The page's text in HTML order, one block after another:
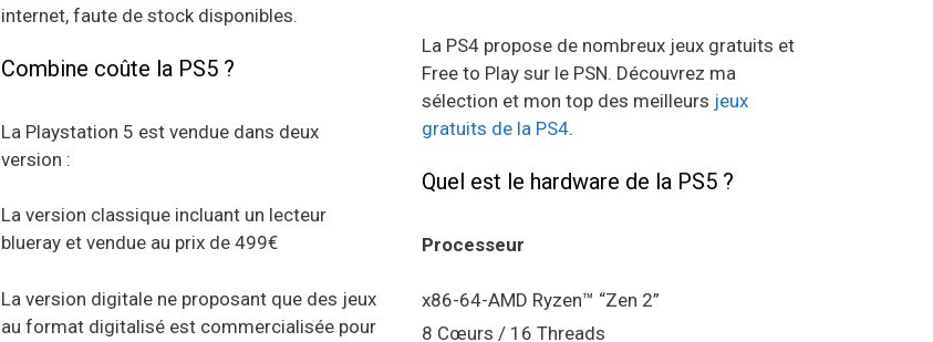
internet, faute de stock disponibles.
Combine coûte la PS5 ?
La Playstation 5 est vendue dans deux
version :
La version classique incluant un lecteur
blueray et vendue au prix de 499€
La version digitale ne proposant que des jeux
au format digitalisé est commercialisée pour
La PS4 propose de nombreux jeux gratuits et
Free to Play sur le PSN. Découvrez ma
sélection et mon top des meilleurs jeux
gratuits de la PS4.
Quel est le hardware de la PS5 ?
Processeur
x86-64-AMD Ryzen™ “Zen 2”
8 Cœurs / 16 Threads